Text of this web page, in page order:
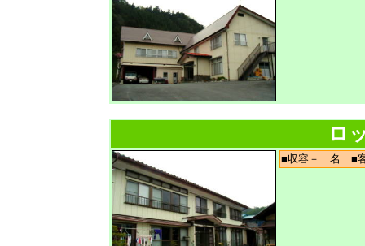
ロ
■収容－ 名 ■